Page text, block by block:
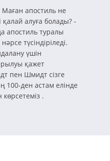
Маған апостиль не
қалай алуға болады? -
апостиль туралы
түсіндіріледі.
үшін
қажет
пен Шмидт сізге
100-ден астам елінде
.